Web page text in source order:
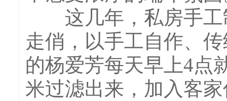
这几年，私房手工
走俏，以手工自作、
的杨爱芳每天早上4点
米过滤出来，加入客